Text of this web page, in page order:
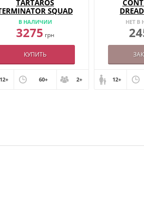
TARTAROS
SQUAD
В НАЛИЧИИ
3275 грн
КУПИТЬ
12+ 60+ 2+
НЕТ В
12+